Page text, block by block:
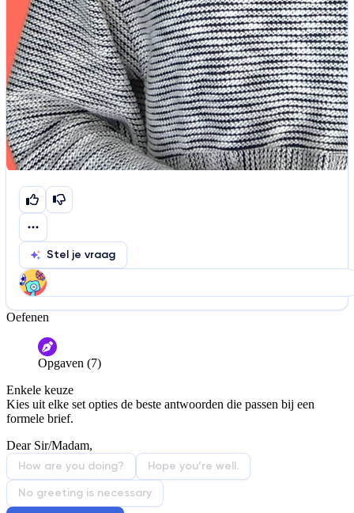
Stel je vraag
Help ons de video te verbeteren
De audio is slecht
Informatie is onjuist
De docent is te langdradig
De uitleg gaat te langzaam
Afspelen werkte niet
Iets anders
Oefenen
Opgaven (7)
Enkele keuze
Kies uit elke set opties de beste antwoorden die passen bij een
formele brief.
Dear Sir/Madam,
How are you doing?
Hope you’re well.
No greeting is necessary